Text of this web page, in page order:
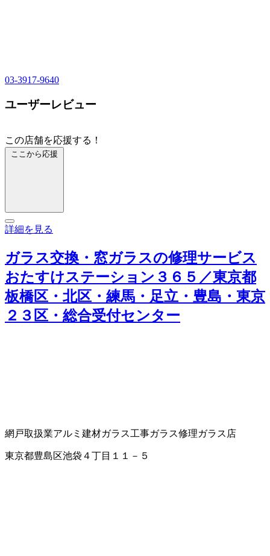
03-3917-9640
ユーザーレビュー
この店舗を応援する！
ここから応援
詳細を見る
ガラス交換・窓ガラスの修理サービス
おたすけステーション３６５／東京都
板橋区・北区・練馬・足立・豊島・東京
２３区・総合受付センター
網戸取扱業アルミ建材ガラス工事ガラス修理ガラス店
東京都豊島区池袋４丁目１１－５